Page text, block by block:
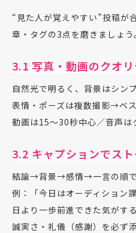
“見た人が覚えやすい”投稿が
章・タグの3点を磨きましょう。
3.1 写真・動画のクオ
自然光で明るく、背景はシン
表情・ポーズは複数撮影→ベ
動画は15〜30秒中心／音声は
3.2 キャプションでス
結論→背景→感情→一言の順
例：「今日はオーディション
日より一歩前進できた気がする
誠実さ・礼儀（感謝）を必ず